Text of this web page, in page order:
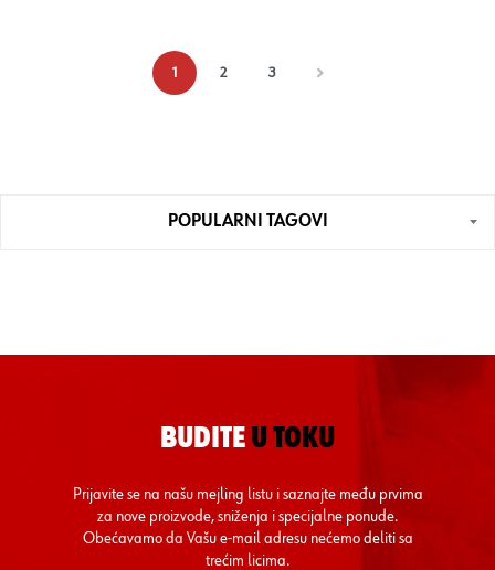
1 2 3
POPULARNI TAGOVI
BUDITE U TOKU
Prijavite se na našu mejling listu i saznajte među prvima
za nove proizvode, sniženja i specijalne ponude.
Obećavamo da Vašu e-mail adresu nećemo deliti sa
trećim licima.